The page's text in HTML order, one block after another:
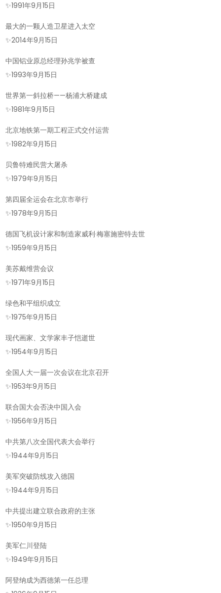
✨1991年9月15日
最大的一颗人造卫星进入太空
✨2014年9月15日
中国铝业原总经理孙兆学被查
✨1993年9月15日
世界第一斜拉桥——杨浦大桥建成
✨1981年9月15日
北京地铁第一期工程正式交付运营
✨1982年9月15日
贝鲁特难民营大屠杀
✨1979年9月15日
第四届全运会在北京市举行
✨1978年9月15日
德国飞机设计家和制造家威利·梅塞施密特去世
✨1959年9月15日
美苏戴维营会议
✨1971年9月15日
绿色和平组织成立
✨1975年9月15日
现代画家、文学家丰子恺逝世
✨1954年9月15日
全国人大一届一次会议在北京召开
✨1953年9月15日
联合国大会否决中国入会
✨1956年9月15日
中共第八次全国代表大会举行
✨1944年9月15日
美军突破防线攻入德国
✨1944年9月15日
中共提出建立联合政府的主张
✨1950年9月15日
美军仁川登陆
✨1949年9月15日
阿登纳成为西德第一任总理